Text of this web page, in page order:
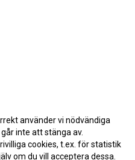
använder vi nödvändiga
inte att stänga av.
cookies, t.ex. för statistik
om du vill acceptera dessa.